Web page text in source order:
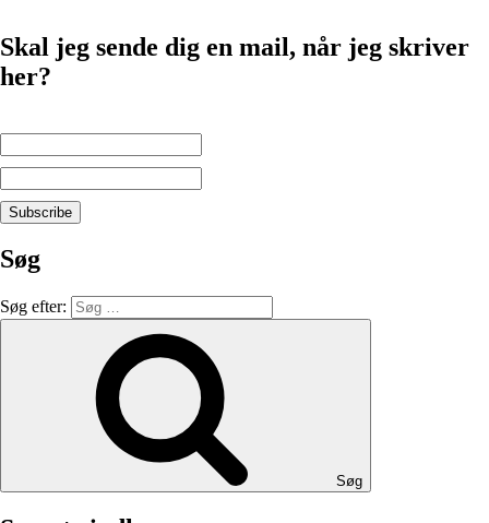
Skal jeg sende dig en mail, når jeg skriver
her?
Søg
Søg efter:
Søg